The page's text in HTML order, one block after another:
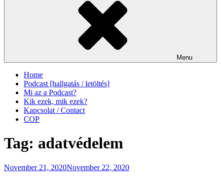
Menu
Home
Podcast [hallgatás / letöltés]
Mi az a Podcast?
Kik ezek, mik ezek?
Kapcsolat / Contact
COP
Tag: adatvédelem
Posted
November 21, 2020November 22, 2020